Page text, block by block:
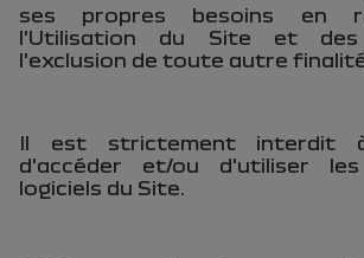
ses propres besoins en
l'Utilisation du Site et des
l'exclusion de toute autre
Il est strictement interdit
d'accéder et/ou d'utiliser les
logiciels du Site.